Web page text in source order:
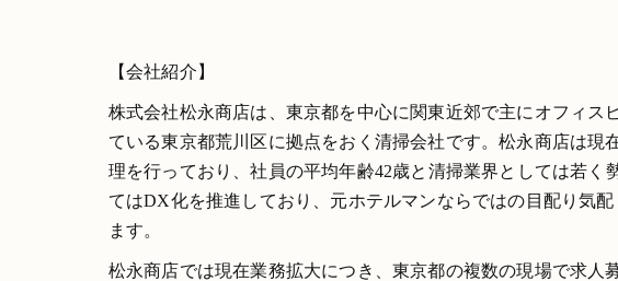
【会社紹介】
株式会社松永商店は、東京都を中心に関東近郊で主にオフィス
ている東京都荒川区に拠点をおく清掃会社です。松永商店は現
理を行っており、社員の平均年齢42歳と清掃業界としては若く
てはDX化を推進しており、元ホテルマンならではの目配り気
ます。
松永商店では現在業務拡大につき、東京都の複数の現場で求人